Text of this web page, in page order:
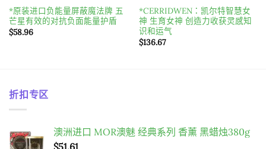
*原装进口负能量屏蔽魔法牌 五
芒星有效的对抗负面能量护盾
$58.96
*CERRIDWEN：凯尔特智慧女
神 生育女神 创造力收获灵感知
识和运气
$136.67
折扣专区
澳洲进口 MOR澳魅 经典系列 香薰 黑蜡烛380g
$51.61